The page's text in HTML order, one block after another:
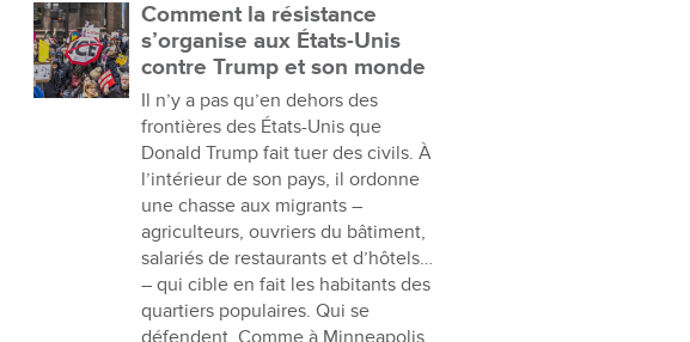
Comment la résistance
s’organise aux États-Unis
contre Trump et son monde
Il n’y a pas qu’en dehors des
frontières des États-Unis que
Donald Trump fait tuer des civils. À
l’intérieur de son pays, il ordonne
une chasse aux migrants –
agriculteurs, ouvriers du bâtiment,
salariés de restaurants et d’hôtels…
– qui cible en fait les habitants des
quartiers populaires. Qui se